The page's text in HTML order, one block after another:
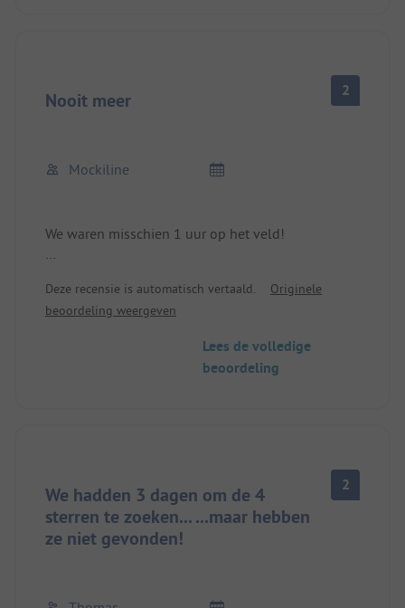
Nooit meer 2
Mockiline
We waren misschien 1 uur op het veld!
parkeerplaatsen tussen auto's!
Er was geen ruimte voor een tafel en stoelen!
een hogere categorie hadden geboekt.
We kregen onze aanbetaling terug!
Deze recensie is automatisch vertaald.
Originele
beoordeling weergeven
Lees de volledige
beoordeling
We hadden 3 dagen om de 4
sterren te zoeken... ...maar hebben
ze niet gevonden!
2